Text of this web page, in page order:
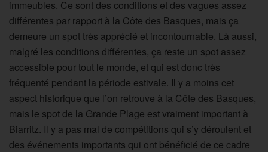
immeubles. Ce sont des conditions et des vagues assez
différentes par rapport à la Côte des Basques, mais ça
demeure un spot très apprécié et incontournable. Là aussi,
malgré les conditions différentes, ça reste un spot assez
accessible pour tout le monde, et qui est donc très
fréquenté pendant la période estivale. Il y a moins cet
aspect historique que l’on retrouve à la Côte des Basques,
mais le spot de la Grande Plage est vraiment important à
Biarritz. Il y a pas mal de compétitions qui s’y déroulent et
des événements importants qui ont bénéficié de ce cadre